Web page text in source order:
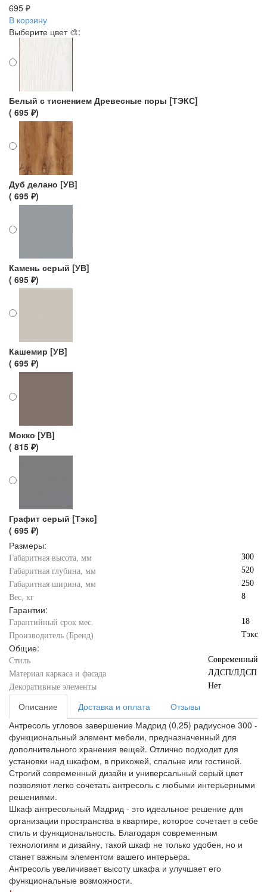
695 ₽
В корзину
Выберите цвет 🎨:
Белый с тиснением Древесные поры [ТЭКС]
( 695 ₽)
Дуб делано [УВ]
( 695 ₽)
Камень серый [УВ]
( 695 ₽)
Кашемир [УВ]
( 695 ₽)
Мокко [УВ]
( 815 ₽)
Графит серый [Тэкс]
( 695 ₽)
Размеры:
Габаритная высота, мм
300
Габаритная глубина, мм
520
Габаритная ширина, мм
250
Вес, кг
8
Гарантии:
Гарантийный срок мес.
18
Производитель (Бренд)
Тэкс
Общие:
Стиль
Современный
Материал каркаса и фасада
ЛДСП/ЛДСП
Декоративные элементы
Нет
Описание Доставка и оплата
Отзывы
Антресоль угловое завершение Мадрид (0,25) радиусное 300 -
функциональный элемент мебели, предназначенный для
дополнительного хранения вещей. Отлично подходит для
установки над шкафом, в прихожей, спальне или гостиной.
Строгий современный дизайн и универсальный серый цвет
позволяют легко сочетать антресоль с любыми интерьерными
решениями.
Шкаф антресольный Мадрид - это идеальное решение для
организации пространства в квартире, которое сочетает в себе
стиль и функциональность. Благодаря современным
технологиям и дизайну, такой шкаф не только удобен, но и
станет важным элементом вашего интерьера.
Антресоль увеличивает высоту шкафа и улучшает его
функциональные возможности.